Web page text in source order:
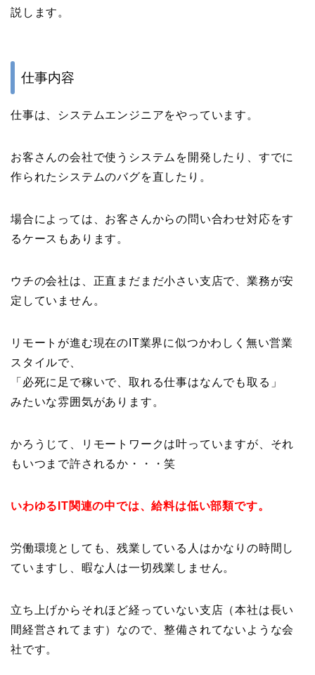
説します。
仕事内容
仕事は、システムエンジニアをやっています。
お客さんの会社で使うシステムを開発したり、すでに
作られたシステムのバグを直したり。
場合によっては、お客さんからの問い合わせ対応をす
るケースもあります。
ウチの会社は、正直まだまだ小さい支店で、業務が安
定していません。
リモートが進む現在のIT業界に似つかわしく無い営業
スタイルで、
「必死に足で稼いで、取れる仕事はなんでも取る」
みたいな雰囲気があります。
かろうじて、リモートワークは叶っていますが、それ
もいつまで許されるか・・・笑
いわゆるIT関連の中では、給料は低い部類です。
労働環境としても、残業している人はかなりの時間し
ていますし、暇な人は一切残業しません。
立ち上げからそれほど経っていない支店（本社は長い
間経営されてます）なので、整備されてないような会
社です。